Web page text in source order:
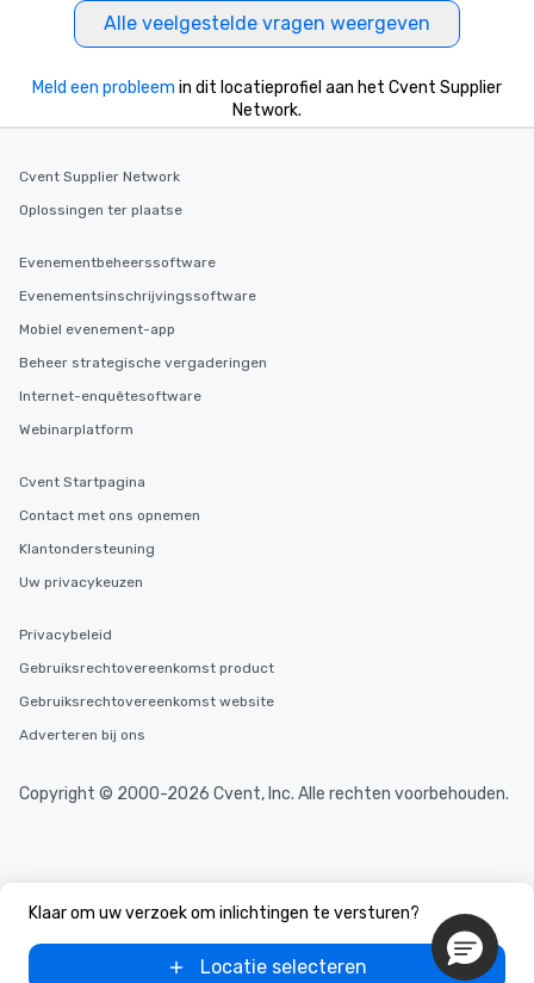
Alle veelgestelde vragen weergeven
Klaar om uw verzoek om inlichtingen te versturen?
Locatie selecteren
Meld een probleem in dit locatieprofiel aan het Cvent Supplier
Network.
Cvent Supplier Network
Oplossingen ter plaatse
Evenementbeheerssoftware
Evenementsinschrijvingssoftware
Mobiel evenement-app
Beheer strategische vergaderingen
Internet-enquêtesoftware
Webinarplatform
Cvent Startpagina
Contact met ons opnemen
Klantondersteuning
Uw privacykeuzen
Privacybeleid
Gebruiksrechtovereenkomst product
Gebruiksrechtovereenkomst website
Adverteren bij ons
Copyright © 2000-2026 Cvent, Inc. Alle rechten voorbehouden.